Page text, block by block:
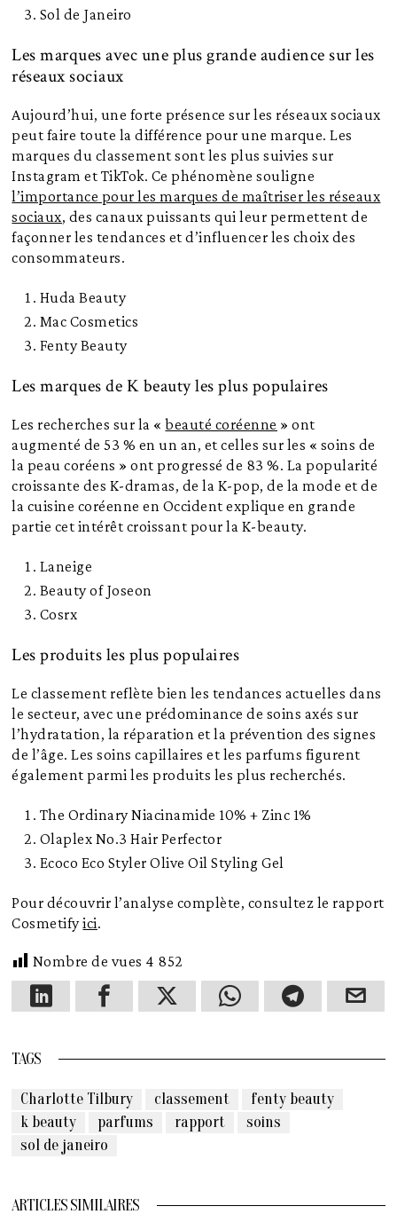
Sol de Janeiro
Les marques avec une plus grande audience sur les
réseaux sociaux
Aujourd’hui, une forte présence sur les réseaux sociaux
peut faire toute la différence pour une marque. Les
marques du classement sont les plus suivies sur
Instagram et TikTok. Ce phénomène souligne
l’importance pour les marques de maîtriser les réseaux
sociaux, des canaux puissants qui leur permettent de
façonner les tendances et d’influencer les choix des
consommateurs.
Huda Beauty
Mac Cosmetics
Fenty Beauty
Les marques de K beauty les plus populaires
Les recherches sur la «beauté coréenne » ont
augmenté de 53 % en un an, et celles sur les « soins de
la peau coréens » ont progressé de 83 %. La popularité
croissante des K-dramas, de la K-pop, de la mode et de
la cuisine coréenne en Occident explique en grande
partie cet intérêt croissant pour la K-beauty.
Laneige
Beauty of Joseon
Cosrx
Les produits les plus populaires
Le classement reflète bien les tendances actuelles dans
le secteur, avec une prédominance de soins axés sur
l’hydratation, la réparation et la prévention des signes
de l’âge. Les soins capillaires et les parfums figurent
également parmi les produits les plus recherchés.
The Ordinary Niacinamide 10% + Zinc 1%
Olaplex No.3 Hair Perfector
Ecoco Eco Styler Olive Oil Styling Gel
Pour découvrir l’analyse complète, consultez le rapport
Cosmetifyici.
Nombre de vues 4 852
TAGS
Charlotte Tilbury classement
fenty beauty
k beauty
parfums rapport
soins
sol de janeiro
ARTICLES SIMILAIRES